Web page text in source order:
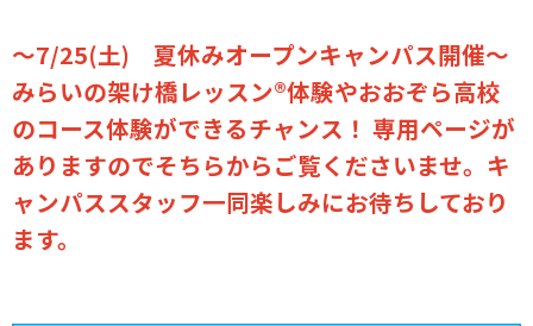
～7/25(土) 夏休みオープンキャンパス開催～
みらいの架け橋レッスン®体験やおおぞら高校
のコース体験ができるチャンス！ 専用ページが
ありますのでそちらからご覧くださいませ。キ
ャンパススタッフ一同楽しみにお待ちしており
ます。